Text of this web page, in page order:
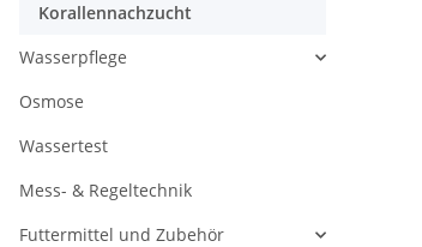
Korallennachzucht
Wasserpflege
Osmose
Wassertest
Mess- & Regeltechnik
Futtermittel und Zubehör